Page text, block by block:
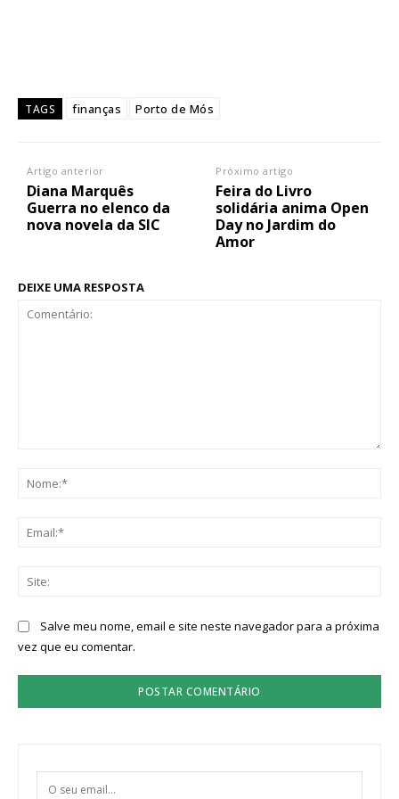
TAGS finanças Porto de Mós
Artigo anterior
Diana Marquês
Guerra no elenco da
nova novela da SIC
Próximo artigo
Feira do Livro
solidária anima Open
Day no Jardim do
Amor
DEIXE UMA RESPOSTA
Salve meu nome, email e site neste navegador para a próxima
vez que eu comentar.